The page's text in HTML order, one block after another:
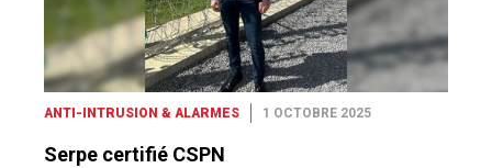
ANTI-INTRUSION & ALARMES 1 OCTOBRE 2025
Serpe certifié CSPN